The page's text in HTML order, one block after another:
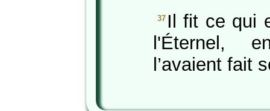
37 Il fit ce qui
l'Éternel,
l’avaient fait